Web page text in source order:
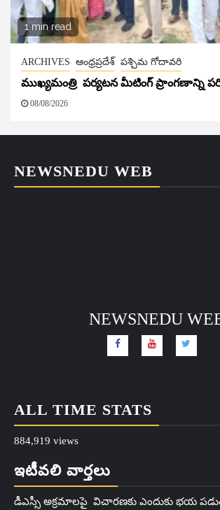
1 min read
ARCHIVES ఆంధ్రప్రదేశ్ పశ్చిమ గోదావరి
ముఖ్యమంత్రి పర్యటన మీటింగ్ ప్రాంగణాన్ని
08/08/2026
NEWSNEDU WEB
NEWSNEDU
ALL TIME STATS
884,919 views
ఇటీవలి వార్తలు
డీఎస్సీ అక్రమాలపై విచారణకు ఎందుకు భయ